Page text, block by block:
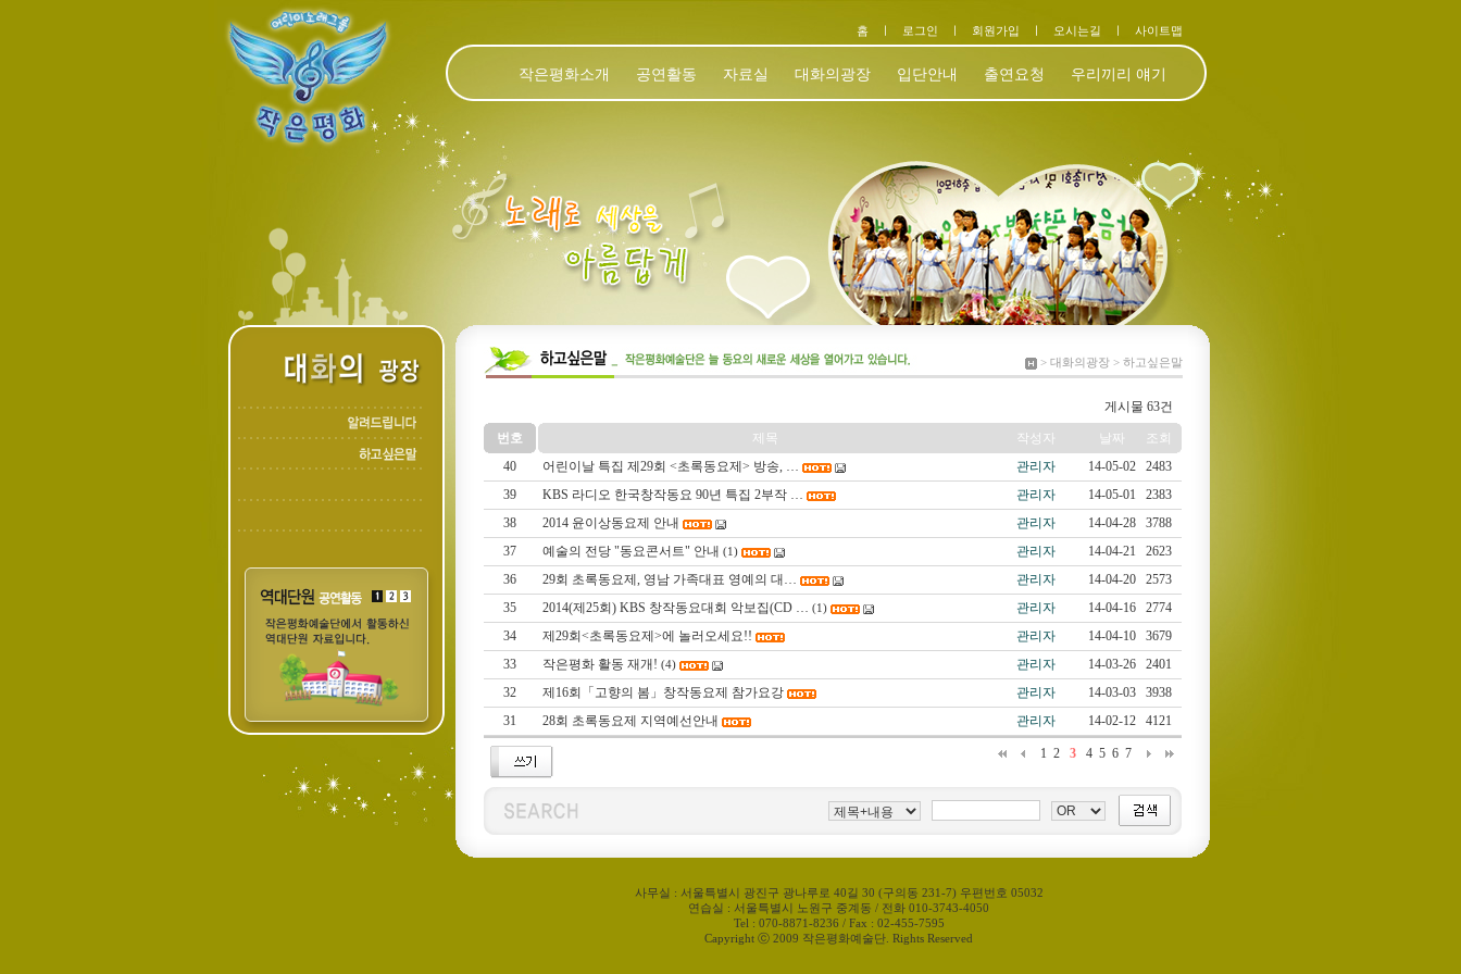
사이트맵
ㅣ
오시는길
ㅣ
회원가입
ㅣ
로그인
ㅣ
홈
작은평화소개 공연활동 자료실 대화의광장 입단안내 출연요청 우리끼리 얘기
> 대화의광장 > 하고싶은말
게시물 63건
번호 제목 작성자 날짜
조회
40
어린이날 특집 제29회 <초록동요제> 방송, … 관리자 14-05-02
2483
39
KBS 라디오 한국창작동요 90년 특집 2부작 … 관리자 14-05-01
2383
38
2014 윤이상동요제 안내 관리자 14-04-28
3788
37
예술의 전당 "동요콘서트" 안내 (1) 관리자 14-04-21
2623
36
29회 초록동요제, 영남 가족대표 영예의 대… 관리자 14-04-20
2573
35
2014(제25회) KBS 창작동요대회 악보집(CD … (1) 관리자 14-04-16
2774
34
제29회<초록동요제>에 놀러오세요!! 관리자 14-04-10
3679
33
작은평화 활동 재개! (4) 관리자 14-03-26
2401
32
제16회「고향의 봄」창작동요제 참가요강 관리자 14-03-03
3938
31
28회 초록동요제 지역예선안내 관리자 14-02-12 4121
1 2 3 4 5 6 7
사무실 : 서울특별시 광진구 광나루로 40길 30 (구의동 231-7) 우편번호 05032
연습실 : 서울특별시 노원구 중계동 / 전화 010-3743-4050
Tel : 070-8871-8236 / Fax : 02-455-7595
Capyright ⓒ 2009 작은평화예술단. Rights Reserved